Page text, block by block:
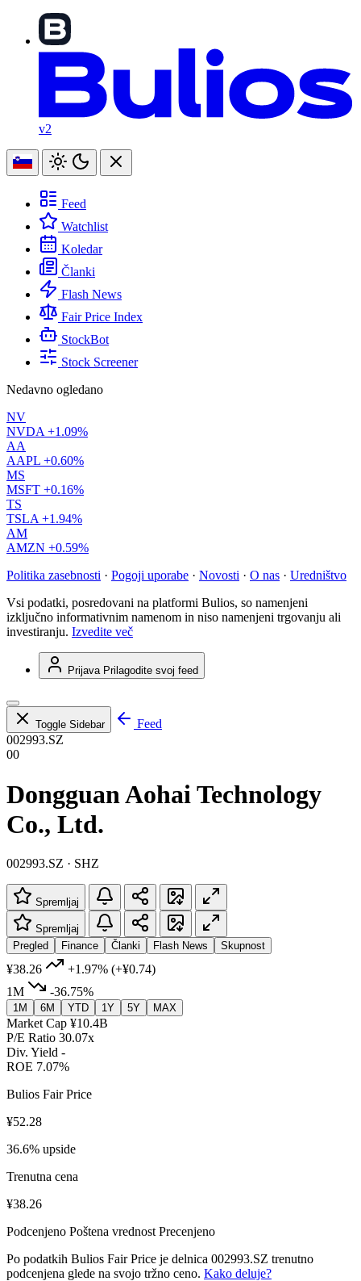
v2
Feed
Watchlist
Koledar
Članki
Flash News
Fair Price Index
StockBot
Stock Screener
Nedavno ogledano
NV
NVDA +1.09%
AA
AAPL +0.60%
MS
MSFT +0.16%
TS
TSLA +1.94%
AM
AMZN +0.59%
Politika zasebnosti · Pogoji uporabe · Novosti · O nas · Uredništvo
Vsi podatki, posredovani na platformi Bulios, so namenjeni
izključno informativnim namenom in niso namenjeni trgovanju ali
investiranju. Izvedite več
Prijava Prilagodite svoj feed
Toggle Sidebar
Feed
002993.SZ
00
Dongguan Aohai Technology
Co., Ltd.
002993.SZ · SHZ
Spremljaj
Spremljaj
Pregled
Finance Članki Flash News Skupnost
¥38.26 +1.97% (+¥0.74)
1M
-36.75%
1M 6M YTD 1Y 5Y MAX
Market Cap ¥10.4B
P/E Ratio 30.07x
Div. Yield -
ROE 7.07%
Bulios Fair Price
¥52.28
36.6% upside
Trenutna cena
¥38.26
Podcenjeno Poštena vrednost Precenjeno
Po podatkih Bulios Fair Price je delnica 002993.SZ trenutno
podcenjena glede na svojo tržno ceno. Kako deluje?